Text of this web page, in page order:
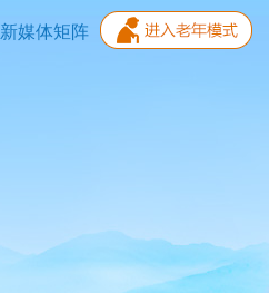
新媒体矩阵